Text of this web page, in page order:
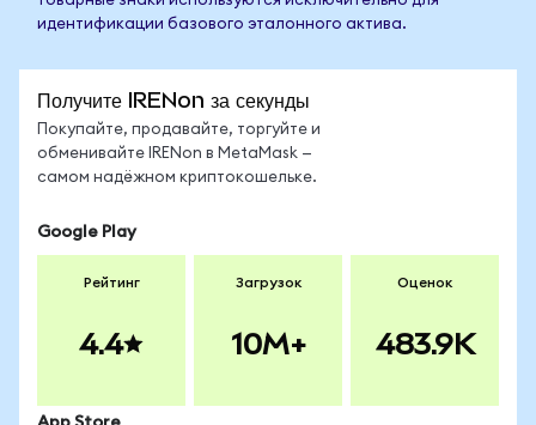
идентификации базового эталонного актива.
Получите IRENon за секунды
Покупайте, продавайте, торгуйте и
обменивайте IRENon в MetaMask —
самом надёжном криптокошельке.
Google Play
Рейтинг
4.4
Загрузок
10M+
Оценок
483.9K